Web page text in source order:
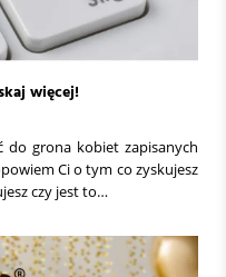
więcej!
do grona kobiet zapisanych
Ci o tym co zyskujesz
czy jest to…